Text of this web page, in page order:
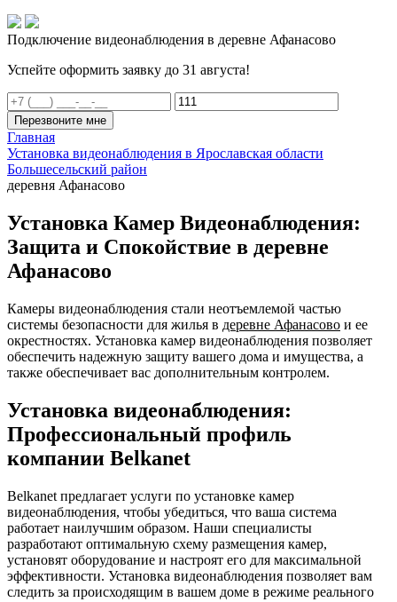
Подключение видеонаблюдения в деревне Афанасово
Успейте оформить заявку до 31 августа!
Перезвоните мне
Главная
Установка видеонаблюдения в Ярославская области
Большесельский район
деревня Афанасово
Установка Камер Видеонаблюдения:
Защита и Спокойствие в деревне
Афанасово
Камеры видеонаблюдения стали неотъемлемой частью
системы безопасности для жилья в деревне Афанасово и ее
окрестностях. Установка камер видеонаблюдения позволяет
обеспечить надежную защиту вашего дома и имущества, а
также обеспечивает вас дополнительным контролем.
Установка видеонаблюдения:
Профессиональный профиль
компании Belkanet
Belkanet предлагает услуги по установке камер
видеонаблюдения, чтобы убедиться, что ваша система
работает наилучшим образом. Наши специалисты
разработают оптимальную схему размещения камер,
установят оборудование и настроят его для максимальной
эффективности. Установка видеонаблюдения позволяет вам
следить за происходящим в вашем доме в режиме реального